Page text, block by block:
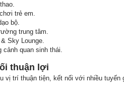
trẻ em.
bộ.
trung tâm.
Sky Lounge.
cảnh quan sinh thái.
thuận lợi
vị trí thuận tiện, kết nối với nhiều tuyến